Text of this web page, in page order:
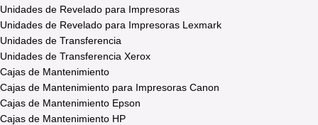
Unidades de Revelado para Impresoras
Unidades de Revelado para Impresoras Lexmark
Unidades de Transferencia
Unidades de Transferencia Xerox
Cajas de Mantenimiento
Cajas de Mantenimiento para Impresoras Canon
Cajas de Mantenimiento Epson
Cajas de Mantenimiento HP